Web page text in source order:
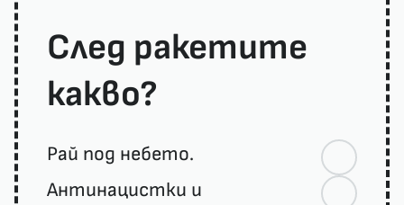
След ракетите
какво?
Рай под небето.
Антинацистки и